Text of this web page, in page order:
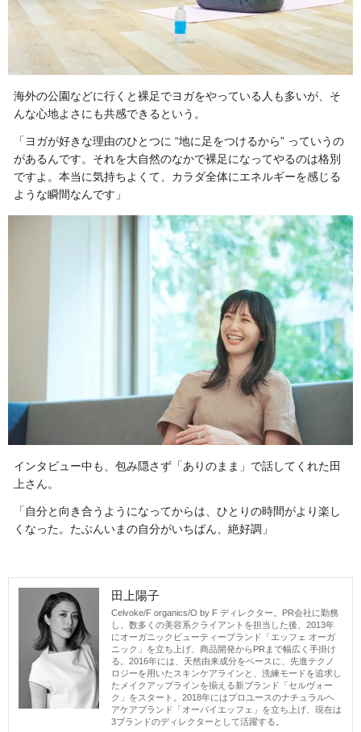
海外の公園などに行くと裸足でヨガをやっている人も多いが、そ
んな心地よさにも共感できるという。
「ヨガが好きな理由のひとつに “地に足をつけるから” っていうの
があるんです。それを大自然のなかで裸足になってやるのは格別
ですよ。本当に気持ちよくて、カラダ全体にエネルギーを感じる
ような瞬間なんです」
インタビュー中も、包み隠さず「ありのまま」で話してくれた田
上さん。
「自分と向き合うようになってからは、ひとりの時間がより楽し
くなった。たぶんいまの自分がいちばん、絶好調」
田上陽子
Celvoke/F organics/O by F ディレクター。PR会社に勤務
し、数多くの美容系クライアントを担当した後、2013年
にオーガニックビューティーブランド「エッフェ オーガ
ニック」を立ち上げ、商品開発からPRまで幅広く手掛け
る。2016年には、天然由来成分をベースに、先進テクノ
ロジーを用いたスキンケアラインと、洗練モードを追求し
たメイクアップラインを揃える新ブランド「セルヴォー
ク」をスタート。2018年にはプロユースのナチュラルヘ
アケアブランド「オーバイエッフェ」を立ち上げ、現在は
3ブランドのディレクターとして活躍する。